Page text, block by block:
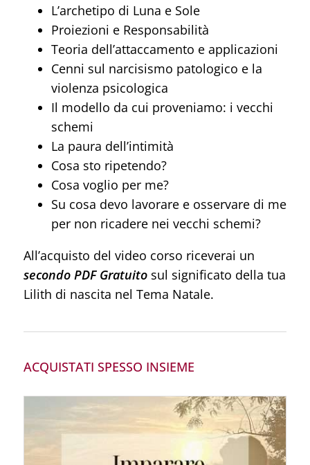
L’archetipo di Luna e Sole
Proiezioni e Responsabilità
Teoria dell’attaccamento e applicazioni
Cenni sul narcisismo patologico e la
violenza psicologica
Il modello da cui proveniamo: i vecchi
schemi
La paura dell’intimità
Cosa sto ripetendo?
Cosa voglio per me?
Su cosa devo lavorare e osservare di me
per non ricadere nei vecchi schemi?
All’acquisto del video corso riceverai un
secondo PDF Gratuitosul significato della tua
Lilith di nascita nel Tema Natale.
ACQUISTATI SPESSO INSIEME